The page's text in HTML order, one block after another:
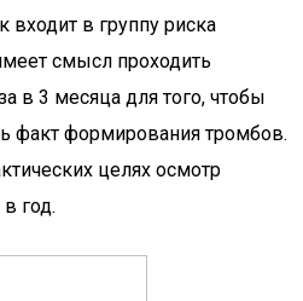
входит в группу риска
смысл проходить
в 3 месяца для того, чтобы
факт формирования тромбов.
целях осмотр
год.